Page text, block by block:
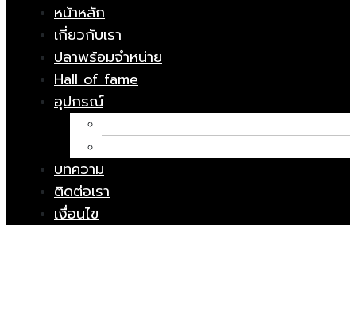
หน้าหลัก
เกี่ยวกับเรา
ปลาพร้อมจำหน่าย
Hall of fame
อุปกรณ์
บทความ
ติดต่อเรา
เงื่อนไข